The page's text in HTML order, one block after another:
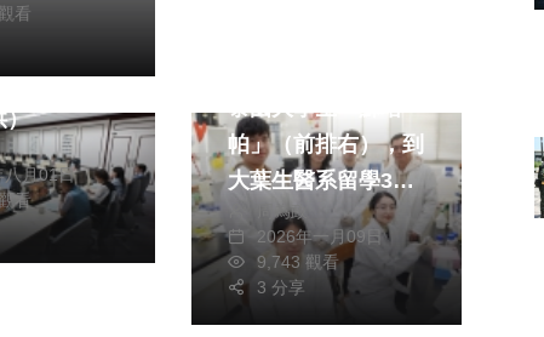
看
高溫調適
」。（照片
）
八月01日
看
泰國大學生「蘇塔
帕」（前排右），到
大葉生醫系留學3個
月。（照片大葉提
供）
周為政
2026年一月09日
9,743 觀看
3 分享